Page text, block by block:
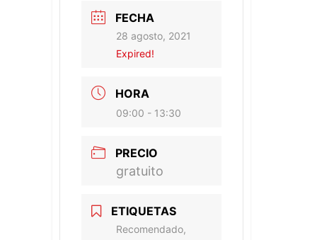
FECHA
28 agosto, 2021
Expired!
HORA
09:00 - 13:30
PRECIO
gratuito
ETIQUETAS
Recomendado,